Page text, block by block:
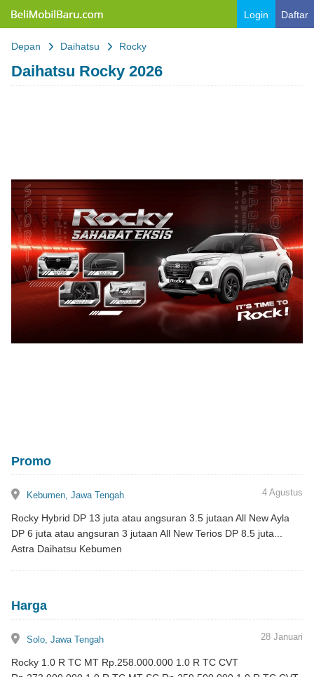
Login Daftar
Depan Daihatsu Rocky
Daihatsu Rocky 2026
Promo
4 Agustus
lokasi
Kebumen, Jawa Tengah
Rocky Hybrid DP 13 juta atau angsuran 3.5 jutaan All New Ayla
DP 6 juta atau angsuran 3 jutaan All New Terios DP 8.5 juta...
Astra Daihatsu Kebumen
Harga
28 Januari
lokasi
Solo, Jawa Tengah
Rocky 1.0 R TC MT Rp.258.000.000 1.0 R TC CVT